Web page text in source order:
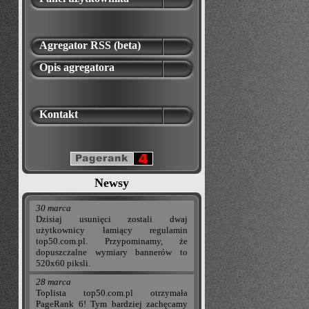
Agregator RSS (beta)
Opis agregatora
Kontakt
Newsy
30 marca
Dzisiaj usunięci zostali dwaj
użytkownicy łamiący regulamin
top50.com.pl. Przypominamy, że
dopuszczalne wymiary bannerów to
520x60 piksli.
28 marca
Toplista top50.com.pl otrzymała
PageRank 6! Tym bardziej zachęcamy